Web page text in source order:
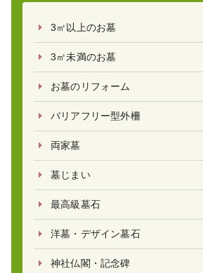
3㎡以上のお墓
3㎡未満のお墓
お墓のリフォーム
バリアフリー型外柵
両家墓
墓じまい
最高級墓石
洋墓・デザイン墓石
神社仏閣・記念碑